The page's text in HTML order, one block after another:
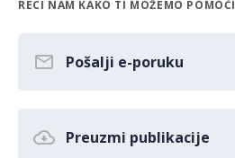
RECI NAM KAKO TI MOŽEMO POMOĆI
Pošalji e-poruku
Preuzmi publikacije